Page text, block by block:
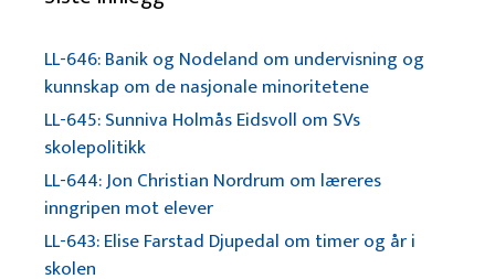
LL-646: Banik og Nodeland om undervisning og
kunnskap om de nasjonale minoritetene
LL-645: Sunniva Holmås Eidsvoll om SVs
skolepolitikk
LL-644: Jon Christian Nordrum om læreres
inngripen mot elever
LL-643: Elise Farstad Djupedal om timer og år i
skolen